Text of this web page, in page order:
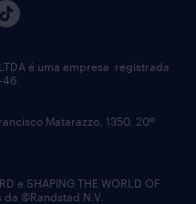
é uma empresa registrada
Matarazzo, 1350, 20º
e SHAPING THE WORLD OF
©Randstad N.V.